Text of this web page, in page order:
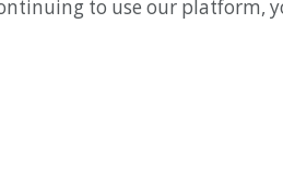
to use our platform,